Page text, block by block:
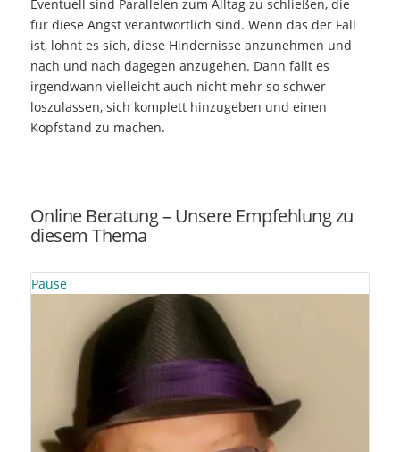
Eventuell sind Parallelen zum Alltag zu schließen, die
für diese Angst verantwortlich sind. Wenn das der Fall
ist, lohnt es sich, diese Hindernisse anzunehmen und
nach und nach dagegen anzugehen. Dann fällt es
irgendwann vielleicht auch nicht mehr so schwer
loszulassen, sich komplett hinzugeben und einen
Kopfstand zu machen.
Online Beratung – Unsere Empfehlung zu
diesem Thema
Pause